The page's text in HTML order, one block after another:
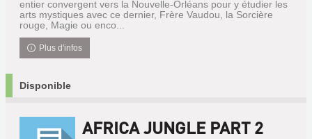
entier convergent vers la Nouvelle-Orléans pour y étudier les
arts mystiques avec ce dernier, Frère Vaudou, la Sorcière
rouge, Magie ou enco...
Plus d'infos
Disponible
AFRICA JUNGLE PART 2